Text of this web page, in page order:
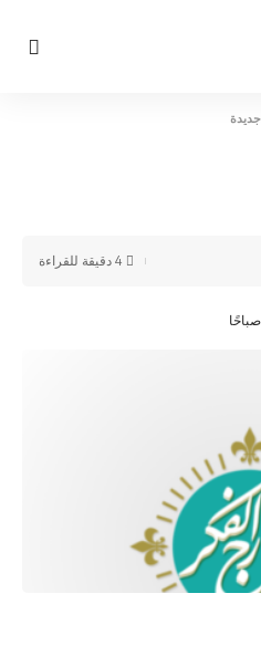
جديدة
4 دقيقة للقراءة